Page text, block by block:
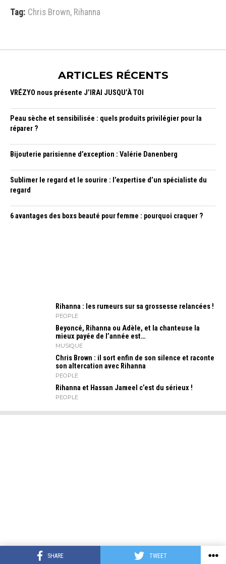
SHARE TWEET
Tag: Chris Brown, Rihanna
ARTICLES RÉCENTS
VRÉZYO nous présente J’IRAI JUSQU’À TOI
Peau sèche et sensibilisée : quels produits privilégier pour la
réparer ?
Bijouterie parisienne d’exception : Valérie Danenberg
Sublimer le regard et le sourire : l’expertise d’un spécialiste du
regard
6 avantages des boxs beauté pour femme : pourquoi craquer ?
Rihanna : les rumeurs sur sa grossesse relancées !
PEOPLE
Beyoncé, Rihanna ou Adèle, et la chanteuse la
mieux payée de l’année est…
MUSIQUE
Chris Brown : il sort enfin de son silence et raconte
son altercation avec Rihanna
PEOPLE
Rihanna et Hassan Jameel c’est du sérieux !
PEOPLE